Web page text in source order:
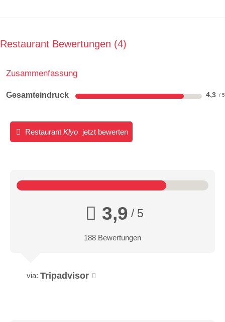
Restaurant Bewertungen 4
Zusammenfassung
Gesamteindruck 4,3
Restaurant Klyo jetzt bewerten
3,9 / 5
188 Bewertungen
via: Tripadvisor